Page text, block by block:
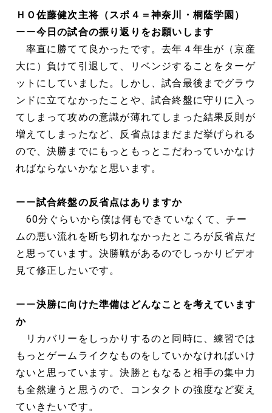
ＨＯ佐藤健次主将（スポ４＝神奈川・桐蔭学園）
ーー今日の試合の振り返りをお願いします
率直に勝てて良かったです。去年４年生が（京産
大に）負けて引退して、リベンジすることをターゲ
ットにしていました。しかし、試合最後までグラウ
ンドに立てなかったことや、試合終盤に守りに入っ
てしまって攻めの意識が薄れてしまった結果反則が
増えてしまったなど、反省点はまだまだ挙げられる
ので、決勝までにもっともっとこだわっていかなけ
ればならないかなと思います。
ーー試合終盤の反省点はありますか
60分ぐらいから僕は何もできていなくて、チー
ムの悪い流れを断ち切れなかったところが反省点だ
と思っています。決勝戦があるのでしっかりビデオ
見て修正したいです。
ーー決勝に向けた準備はどんなことを考えています
か
リカバリーをしっかりするのと同時に、練習では
もっとゲームライクなものをしていかなければいけ
ないと思っています。決勝ともなると相手の集中力
も全然違うと思うので、コンタクトの強度など変え
ていきたいです。